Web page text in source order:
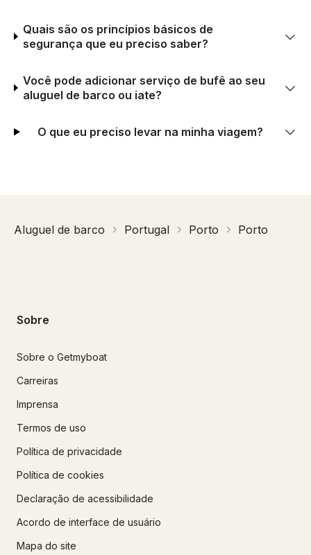
Quais são os princípios básicos de
segurança que eu preciso saber?
Você pode adicionar serviço de bufê ao seu
aluguel de barco ou iate?
O que eu preciso levar na minha viagem?
Aluguel de barco Portugal Porto Porto
Sobre
Sobre o Getmyboat
Carreiras
Imprensa
Termos de uso
Política de privacidade
Política de cookies
Declaração de acessibilidade
Acordo de interface de usuário
Mapa do site